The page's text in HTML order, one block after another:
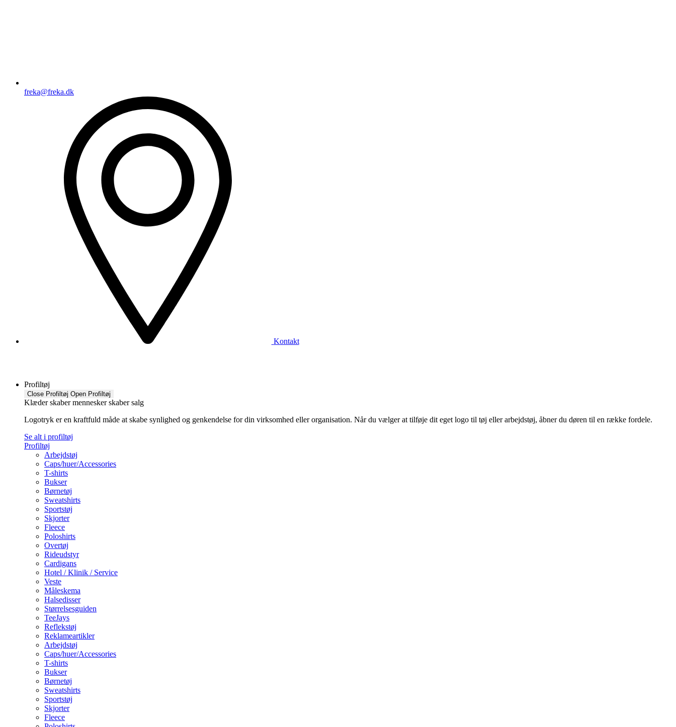
freka@freka.dk
Kontakt
Profiltøj
Close Profiltøj Open Profiltøj
Klæder skaber mennesker skaber salg
Logotryk er en kraftfuld måde at skabe synlighed og genkendelse for din virksomhed eller organisation. Når du vælger at tilføje dit eget logo til tøj eller arbejdstøj, åbner du døren til en række fordele.
Se alt i profiltøj
Profiltøj
Arbejdstøj
Caps/huer/Accessories
T-shirts
Bukser
Børnetøj
Sweatshirts
Sportstøj
Skjorter
Fleece
Poloshirts
Overtøj
Rideudstyr
Cardigans
Hotel / Klinik / Service
Veste
Måleskema
Halsedisser
Størrelsesguiden
TeeJays
Reflekstøj
Reklameartikler
Arbejdstøj
Caps/huer/Accessories
T-shirts
Bukser
Børnetøj
Sweatshirts
Sportstøj
Skjorter
Fleece